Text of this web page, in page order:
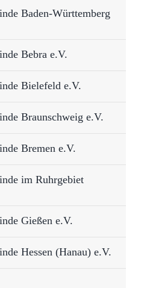
Baden-Württemberg
Bebra e.V.
Bielefeld e.V.
Braunschweig e.V.
Bremen e.V.
im Ruhrgebiet
Gießen e.V.
Hessen (Hanau) e.V.